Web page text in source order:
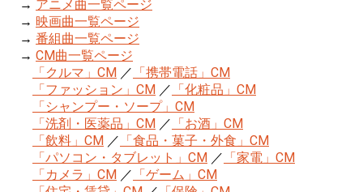
→ アニメ曲一覧ページ
→ 映画曲一覧ページ
→ 番組曲一覧ページ
→ CM曲一覧ページ
「クルマ」CM ／ 「携帯電話」CM
「ファッション」CM ／ 「化粧品」CM
「シャンプー・ソープ」CM
「洗剤・医薬品」CM ／ 「お酒」CM
「飲料」CM ／ 「食品・菓子・外食」CM
「パソコン・タブレット」CM ／ 「家電」CM
「カメラ」CM ／ 「ゲーム」CM